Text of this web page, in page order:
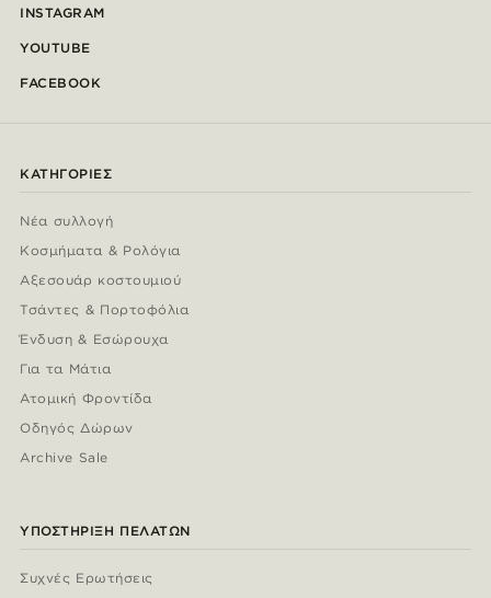
INSTAGRAM
YOUTUBE
FACEBOOK
ΚΑΤΗΓΟΡΊΕΣ
Νέα συλλογή
Κοσμήματα & Ρολόγια
Αξεσουάρ κοστουμιού
Τσάντες & Πορτοφόλια
Ένδυση & Εσώρουχα
Για τα Μάτια
Ατομική Φροντίδα
Οδηγός Δώρων
Archive Sale
ΥΠΟΣΤΉΡΙΞΗ ΠΕΛΑΤΏΝ
Συχνές Ερωτήσεις